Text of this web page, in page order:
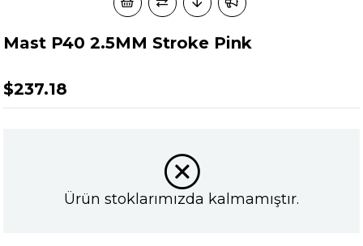
Mast P40 2.5MM Stroke Pink
$237.18
Ürün stoklarımızda kalmamıştır.